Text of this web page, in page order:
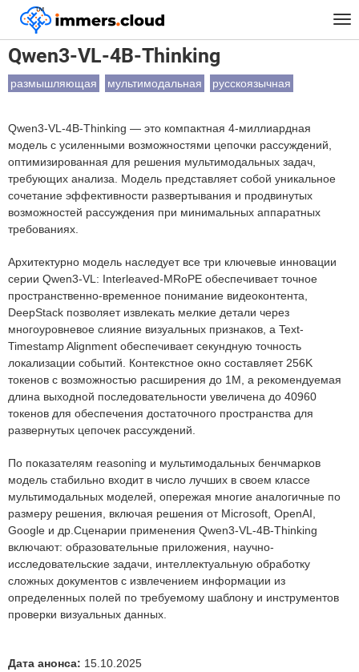
™
Главная Модели Qwen3-VL-4B-Thinking
Qwen3-VL-4B-Thinking
размышляющая мультимодальная русскоязычная
Qwen3-VL-4B-Thinking — это компактная 4-миллиардная
модель с усиленными возможностями цепочки рассуждений,
оптимизированная для решения мультимодальных задач,
требующих анализа. Модель представляет собой уникальное
сочетание эффективности развертывания и продвинутых
возможностей рассуждения при минимальных аппаратных
требованиях.
Архитектурно модель наследует все три ключевые инновации
серии Qwen3-VL: Interleaved-MRoPE обеспечивает точное
пространственно-временное понимание видеоконтента,
DeepStack позволяет извлекать мелкие детали через
многоуровневое слияние визуальных признаков, а Text-
Timestamp Alignment обеспечивает секундную точность
локализации событий. Контекстное окно составляет 256K
токенов с возможностью расширения до 1M, а рекомендуемая
длина выходной последовательности увеличена до 40960
токенов для обеспечения достаточного пространства для
развернутых цепочек рассуждений.
По показателям reasoning и мультимодальных бенчмарков
модель стабильно входит в число лучших в своем классе
мультимодальных моделей, опережая многие аналогичные по
размеру решения, включая решения от Microsoft, OpenAI,
Google и др.Сценарии применения Qwen3-VL-4B-Thinking
включают: образовательные приложения, научно-
исследовательские задачи, интеллектуальную обработку
сложных документов с извлечением информации из
определенных полей по требуемому шаблону и инструментов
проверки визуальных данных.
Дата анонса: 15.10.2025